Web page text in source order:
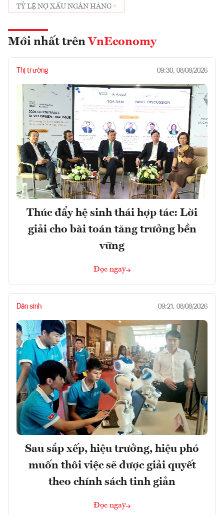
TỶ LỆ NỢ XẤU NGÂN HÀNG
Mới nhất trên VnEconomy
Thị trường 09:30, 08/08/2026
Thúc đẩy hệ sinh thái hợp tác: Lời
giải cho bài toán tăng trưởng bền
vững
Đọc ngay
Dân sinh 09:21, 08/08/2026
Sau sắp xếp, hiệu trưởng, hiệu phó
muốn thôi việc sẽ được giải quyết
theo chính sách tinh giản
Đọc ngay